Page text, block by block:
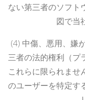
ない第三者のソフト
図で当
(4) 中傷、悪用、嫌
三者の法的権利（プ
これらに限られませ
のユーザーを特定す